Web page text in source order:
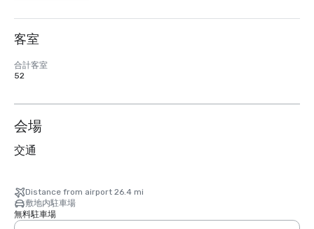
客室
合計客室
52
会場
交通
Distance from airport 26.4 mi
敷地内駐車場
無料駐車場